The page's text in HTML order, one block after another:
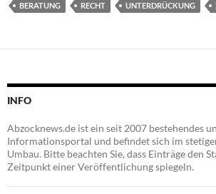
BERATUNG RECHT UNTERDRÜCKUNG
INFO
Abzocknews.de ist ein seit 2007 bestehendes
Informationsportal und befindet sich im
Umbau. Bitte beachten Sie, dass Einträge den
Zeitpunkt einer Veröffentlichung spiegeln.